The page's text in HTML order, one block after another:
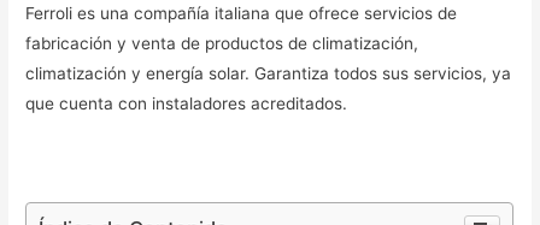
Ferroli es una compañía italiana que ofrece servicios de
fabricación y venta de productos de climatización,
climatización y energía solar. Garantiza todos sus servicios, ya
que cuenta con instaladores acreditados.